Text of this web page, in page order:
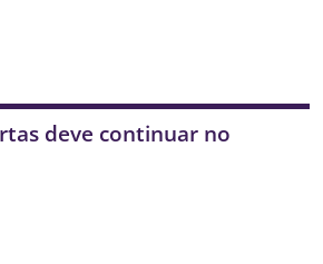
deve continuar no